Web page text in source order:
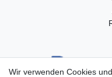
Wir verwenden Cookies